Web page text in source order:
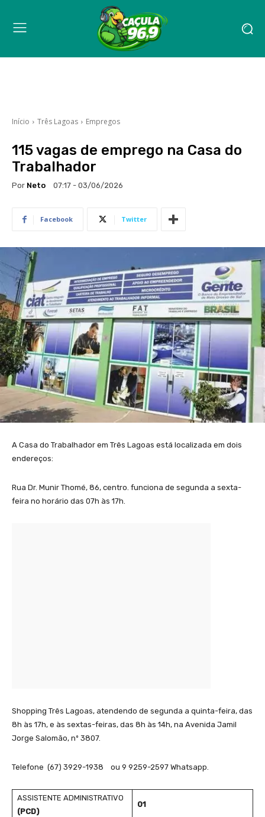
Início Três Lagoas Empregos
115 vagas de emprego na Casa do
Trabalhador
Por Neto 07:17 - 03/06/2026
Facebook Twitter
A Casa do Trabalhador em Três Lagoas está localizada em dois
endereços:
Rua Dr. Munir Thomé, 86, centro. funciona de segunda a sexta-
feira no horário das 07h às 17h.
Shopping Três Lagoas, atendendo de segunda a quinta-feira, das
8h às 17h, e às sextas-feiras, das 8h às 14h, na Avenida Jamil
Jorge Salomão, nº 3807.
Telefone (67) 3929-1938 ou 9 9259-2597 Whatsapp.
ASSISTENTE ADMINISTRATIVO
(PCD)
01